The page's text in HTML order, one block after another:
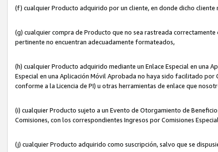
(f) cualquier Producto adquirido por un cliente, en donde dicho
(g) cualquier compra de Producto que no sea rastreada
pertinente no encuentran adecuadamente formateados,
(h) cualquier Producto adquirido mediante un Enlace Especial en una
Especial en una Aplicación Móvil Aprobada no haya sido facilitado
conforme a la Licencia de PI) u otras herramientas de enlace que
(i) cualquier Producto sujeto a un Evento de Otorgamiento de
Comisiones, con los correspondientes Ingresos por Comisiones
(j) cualquier Producto adquirido como suscripción, salvo que se